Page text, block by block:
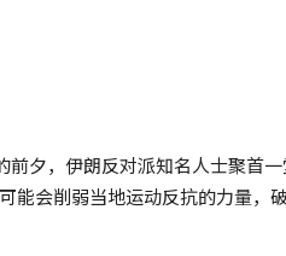
前夕，伊朗反对派知名人士聚首
会削弱当地运动反抗的力量，